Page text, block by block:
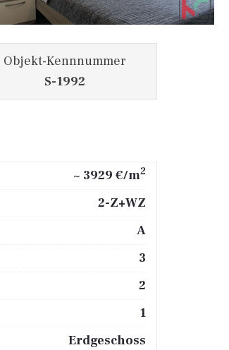
Objekt-Kennnummer
S-1992
~ 3929 €/m2
2-Z+WZ
A
3
2
1
Erdgeschoss